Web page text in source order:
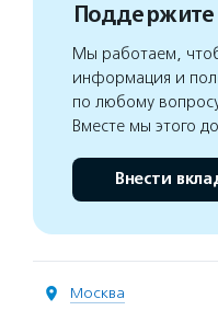
Мы работаем,
информация и
по любому
Вместе мы этого
Внести
Москва